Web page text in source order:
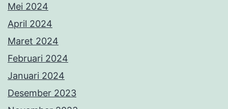
Mei 2024
April 2024
Maret 2024
Februari 2024
Januari 2024
Desember 2023